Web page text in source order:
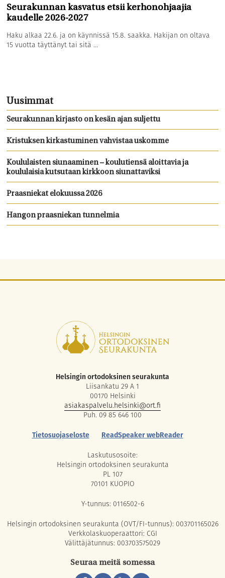
Seurakunnan kasvatus etsii kerhonohjaajia
kaudelle 2026-2027
Haku alkaa 22.6. ja on käynnissä 15.8. saakka. Hakijan on oltava
15 vuotta täyttänyt tai sitä ...
Uusimmat
Seurakunnan kirjasto on kesän ajan suljettu
Kristuksen kirkastuminen vahvistaa uskomme
Koululaisten siunaaminen – koulutiensä aloittavia ja
koululaisia kutsutaan kirkkoon siunattaviksi
Praasniekat elokuussa 2026
Hangon praasniekan tunnelmia
Helsingin ortodoksinen seurakunta
Liisankatu 29 A 1
00170 Helsinki
asiakaspalvelu.helsinki@ort.fi
Puh. 09 85 646 100
Tietosuojaseloste
ReadSpeaker webReader
Laskutusosoite:
Helsingin ortodoksinen seurakunta
PL 107
70101 KUOPIO
Y-tunnus: 0116502-6
Helsingin ortodoksinen seurakunta (OVT/FI-tunnus): 003701165026
Verkkolaskuoperaattori: CGI
Välittäjätunnus: 003703575029
Seuraa meitä somessa